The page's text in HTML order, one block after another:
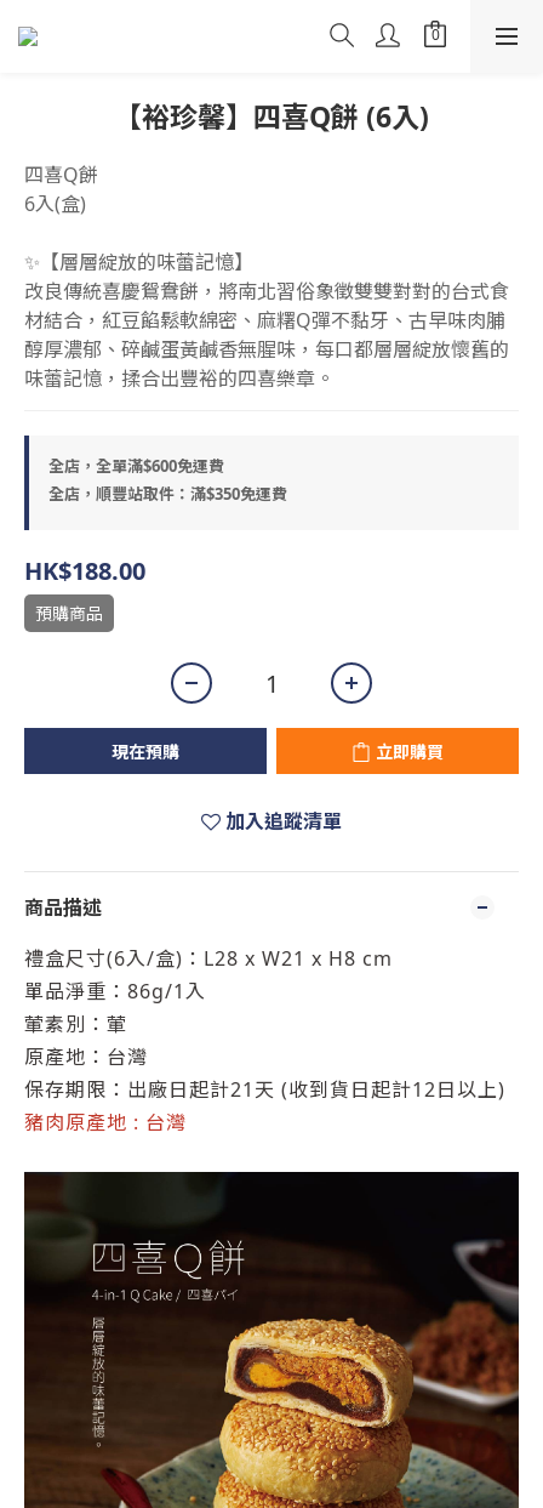
【裕珍馨】四喜Q餅 (6入)
四喜Q餅
6入(盒)
✨【層層綻放的味蕾記憶】
改良傳統喜慶鴛鴦餅，將南北習俗象徵雙雙對對的台式食
材結合，紅豆餡鬆軟綿密、麻糬Q彈不黏牙、古早味肉脯
醇厚濃郁、碎鹹蛋黃鹹香無腥味，每口都層層綻放懷舊的
味蕾記憶，揉合出豐裕的四喜樂章。
全店，全單滿$600免運費
全店，順豐站取件：滿$350免運費
HK$188.00
預購商品
現在預購 立即購買
加入追蹤清單
商品描述
禮盒尺寸(6入/盒)：L28 x W21 x H8 cm
單品淨重：86g/1入
葷素別：葷
原產地：台灣
保存期限：出廠日起計21天 (收到貨日起計12日以上)
豬肉原產地 : 台灣